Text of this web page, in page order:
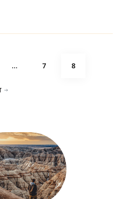
… PAGE
7 PAGE
8